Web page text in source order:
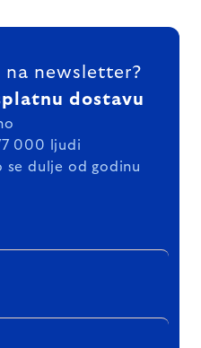
newsletter?
dostavu
000 ljudi
dulje od godinu